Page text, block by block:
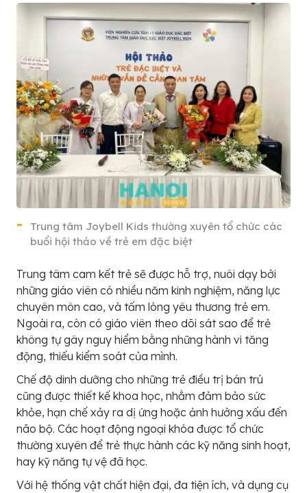
Trung tâm Joybell Kids thường xuyên tổ chức các
buổi hội thảo về trẻ em đặc biệt
Trung tâm cam kết trẻ sẽ được hỗ trợ, nuôi dạy bởi
những giáo viên có nhiều năm kinh nghiệm, năng lực
chuyên môn cao, và tấm lòng yêu thương trẻ em.
Ngoài ra, còn có giáo viên theo dõi sát sao để trẻ
không tự gây nguy hiểm bằng những hành vi tăng
động, thiếu kiểm soát của mình.
Chế độ dinh dưỡng cho những trẻ điều trị bán trú
cũng được thiết kế khoa học, nhằm đảm bảo sức
khỏe, hạn chế xảy ra dị ứng hoặc ảnh hưởng xấu đến
não bộ. Các hoạt động ngoại khóa được tổ chức
thường xuyên để trẻ thực hành các kỹ năng sinh hoạt,
hay kỹ năng tự vệ đã học.
Với hệ thống vật chất hiện đại, đa tiện ích, và dụng cụ